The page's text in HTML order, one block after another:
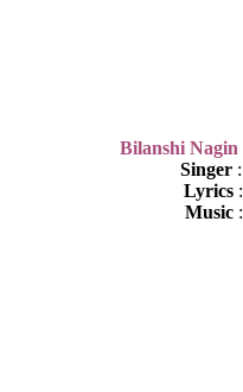
Bilanshi Nagin
Singer:
Lyrics
Music: